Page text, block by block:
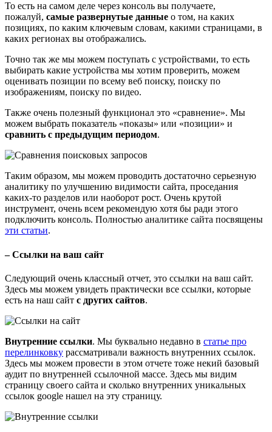
То есть на самом деле через консоль вы получаете,
пожалуй, самые развернутые данные о том, на каких
позициях, по каким ключевым словам, какими страницами, в
каких регионах вы отображались.
Точно так же мы можем поступать с устройствами, то есть
выбирать какие устройства мы хотим проверить, можем
оценивать позиции по всему веб поиску, поиску по
изображениям, поиску по видео.
Также очень полезный функционал это «сравнение». Мы
можем выбрать показатель «показы» или «позиции» и
сравнить с предыдущим периодом.
Таким образом, мы можем проводить достаточно серьезную
аналитику по улучшению видимости сайта, проседания
каких-то разделов или наоборот рост. Очень крутой
инструмент, очень всем рекомендую хотя бы ради этого
подключить консоль. Полностью аналитике сайта посвящены
эти статьи.
– Ссылки на ваш сайт
Следующий очень классный отчет, это ссылки на ваш сайт.
Здесь мы можем увидеть практически все ссылки, которые
есть на наш сайт с других сайтов.
Внутренние ссылки. Мы буквально недавно в статье про
перелинковку рассматривали важность внутренних ссылок.
Здесь мы можем провести в этом отчете тоже некий базовый
аудит по внутренней ссылочной массе. Здесь мы видим
страницу своего сайта и сколько внутренних уникальных
ссылок google нашел на эту страницу.